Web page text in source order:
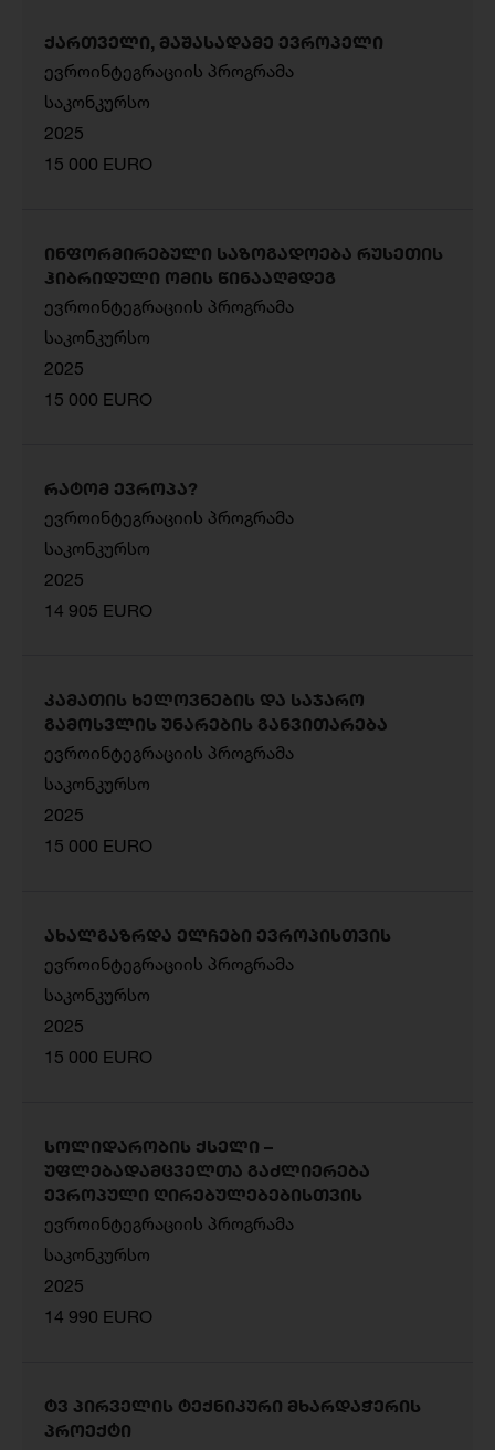
ქართველი, მაშასადამე ევროპელი
ევროინტეგრაციის პროგრამა
საკონკურსო
2025
15 000 EURO
ინფორმირებული საზოგადოება რუსეთის
ჰიბრიდული ომის წინააღმდეგ
ევროინტეგრაციის პროგრამა
საკონკურსო
2025
15 000 EURO
რატომ ევროპა?
ევროინტეგრაციის პროგრამა
საკონკურსო
2025
14 905 EURO
კამათის ხელოვნების და საჯარო
გამოსვლის უნარების განვითარება
ევროინტეგრაციის პროგრამა
საკონკურსო
2025
15 000 EURO
ახალგაზრდა ელჩები ევროპისთვის
ევროინტეგრაციის პროგრამა
საკონკურსო
2025
15 000 EURO
სოლიდარობის ქსელი –
უფლებადამცველთა გაძლიერება
ევროპული ღირებულებებისთვის
ევროინტეგრაციის პროგრამა
საკონკურსო
2025
14 990 EURO
ტვ პირველის ტექნიკური მხარდაჭერის
პროექტი